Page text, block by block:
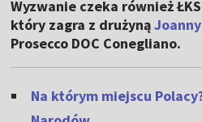
Wyzwanie czeka również
który zagra z drużyną
Prosecco DOC Conegliano.
Na którym miejscu